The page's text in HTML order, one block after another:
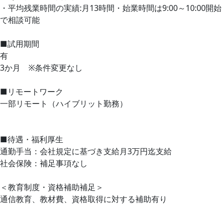
・平均残業時間の実績:月13時間・始業時間は9:00～10:00開始
で相談可能
■試用期間
有
3か月 ※条件変更なし
■リモートワーク
一部リモート（ハイブリット勤務）
■待遇・福利厚生
通勤手当：会社規定に基づき支給月3万円迄支給
社会保険：補足事項なし
＜教育制度・資格補助補足＞
通信教育、教材費、資格取得に対する補助有り